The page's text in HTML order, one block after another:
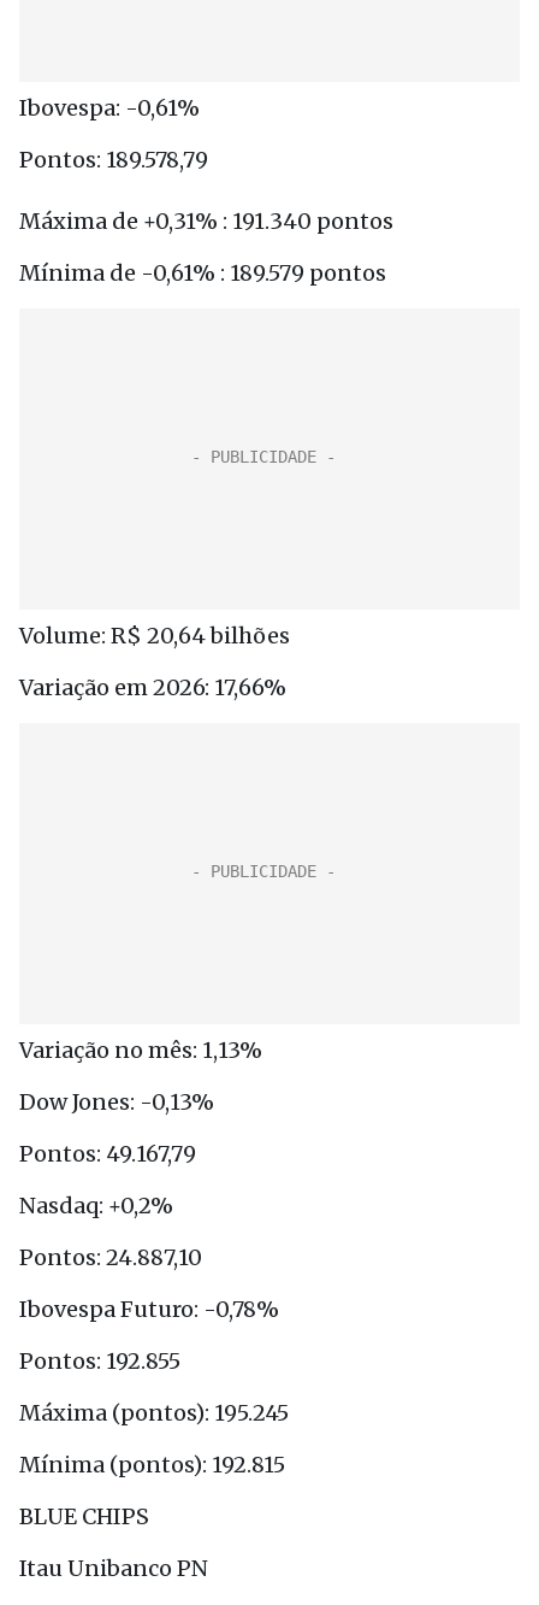
Ibovespa: -0,61%
Pontos: 189.578,79
Máxima de +0,31% : 191.340 pontos
Mínima de -0,61% : 189.579 pontos
Volume: R$ 20,64 bilhões
Variação em 2026: 17,66%
Variação no mês: 1,13%
Dow Jones: -0,13%
Pontos: 49.167,79
Nasdaq: +0,2%
Pontos: 24.887,10
Ibovespa Futuro: -0,78%
Pontos: 192.855
Máxima (pontos): 195.245
Mínima (pontos): 192.815
BLUE CHIPS
Itau Unibanco PN